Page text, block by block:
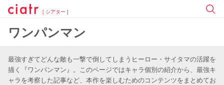
[ シアター ]
ワンパンマン
最強すぎてどんな敵も一撃で倒してしまうヒーロー・サイタマの活躍を
描く『ワンパンマン』。このページではキャラ個別の紹介から、最強キ
ャラを考察した記事など、本作を楽しむためのコンテンツをまとめてお